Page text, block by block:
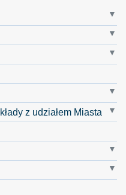
z udziałem Miasta